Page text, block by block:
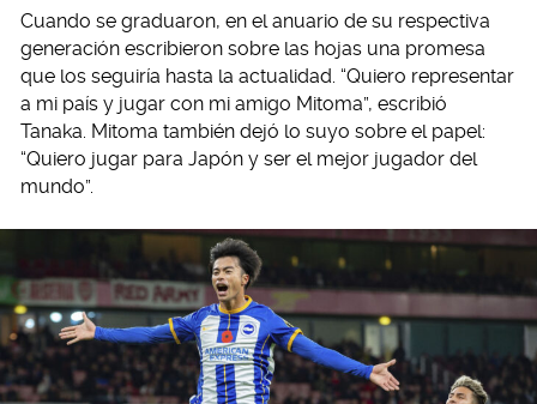
Cuando se graduaron, en el anuario de su respectiva
generación escribieron sobre las hojas una promesa
que los seguiría hasta la actualidad. “Quiero representar
a mi país y jugar con mi amigo Mitoma”, escribió
Tanaka. Mitoma también dejó lo suyo sobre el papel:
“Quiero jugar para Japón y ser el mejor jugador del
mundo”.